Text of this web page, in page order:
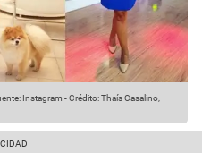
Instagram -Crédito: Thaís Casalino,